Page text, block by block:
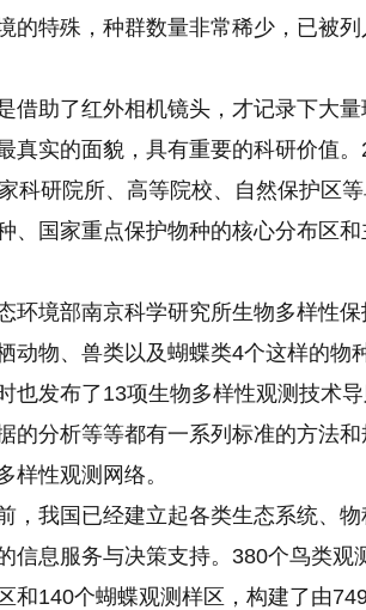
的特殊，种群数量非常稀少，已被
借助了红外相机镜头，才记录下大
真实的面貌，具有重要的科研价值
科研院所、高等院校、自然保护区
、国家重点保护物种的核心分布区
环境部南京科学研究所生物多样性
动物、兽类以及蝴蝶类4个这样的物
也发布了13项生物多样性观测技术
的分析等等都有一系列标准的方法
样性观测网络。
，我国已经建立起各类生态系统、
信息服务与决策支持。380个鸟类
和140个蝴蝶观测样区，构建了由